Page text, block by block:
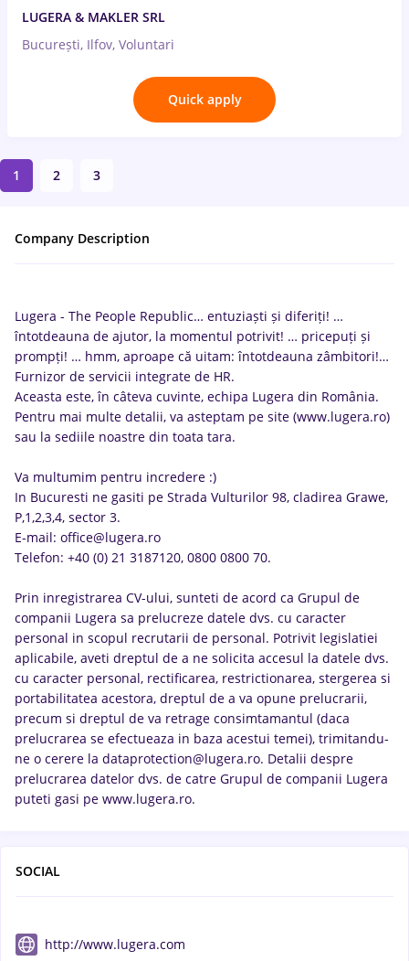
LUGERA & MAKLER SRL
București, Ilfov, Voluntari
Quick apply
1 2 3
Company Description
Lugera - The People Republic… entuziaști și diferiți! …
întotdeauna de ajutor, la momentul potrivit! … pricepuți și
prompți! … hmm, aproape că uitam: întotdeauna zâmbitori!…
Furnizor de servicii integrate de HR.
Aceasta este, în câteva cuvinte, echipa Lugera din România.
Pentru mai multe detalii, va asteptam pe site (www.lugera.ro)
sau la sediile noastre din toata tara.
Va multumim pentru incredere :)
In Bucuresti ne gasiti pe Strada Vulturilor 98, cladirea Grawe,
P,1,2,3,4, sector 3.
E-mail: office@lugera.ro
Telefon: +40 (0) 21 3187120, 0800 0800 70.
Prin inregistrarea CV-ului, sunteti de acord ca Grupul de
companii Lugera sa prelucreze datele dvs. cu caracter
personal in scopul recrutarii de personal. Potrivit legislatiei
aplicabile, aveti dreptul de a ne solicita accesul la datele dvs.
cu caracter personal, rectificarea, restrictionarea, stergerea si
portabilitatea acestora, dreptul de a va opune prelucrarii,
precum si dreptul de va retrage consimtamantul (daca
prelucrarea se efectueaza in baza acestui temei), trimitandu-
ne o cerere la dataprotection@lugera.ro. Detalii despre
prelucrarea datelor dvs. de catre Grupul de companii Lugera
puteti gasi pe www.lugera.ro.
SOCIAL
http://www.lugera.com